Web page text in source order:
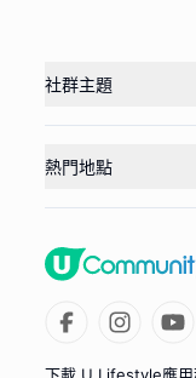
社群主題
熱門地點
下載 U Lifestyle應用